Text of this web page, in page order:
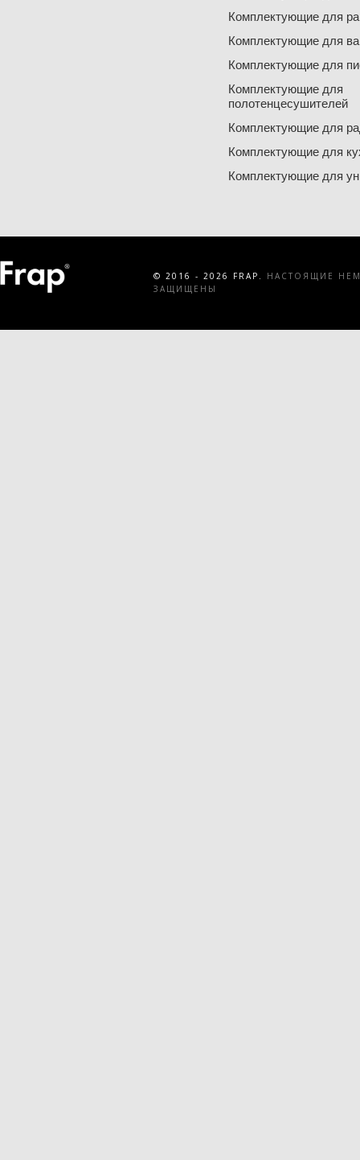
Комплектующие для
Комплектующие для
Комплектующие для
Комплектующие для
полотенцесушителей
Комплектующие для
Комплектующие для
Комплектующие для
© 2016 - 2026 FRAP.
НАСТОЯЩИЕ
ЗАЩИЩЕНЫ